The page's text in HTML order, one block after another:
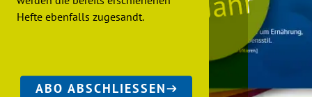
Hefte ebenfalls zugesandt.
ABO ABSCHLIESSEN